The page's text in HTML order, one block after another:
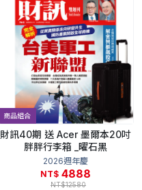
商品組合
財訊40期 送 Acer 墨爾本20吋
胖胖行李箱 _曜石黑
2026週年慶
NT$ 4888
NT$12580